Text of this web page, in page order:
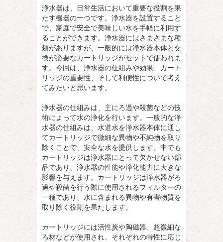
浄水器は、日常生活において重要な役割を果
たす機器の一つです。 浄水器を設置すること
で、家庭で安全で美味しい水を手軽に利用す
ることができます。浄水器にはさまざまな種
類がありますが、一般的には浄水器本体と交
換が必要なカートリッジがセットで使われま
す。今回は、浄水器の仕組みや効果、カート
リッジの重要性、そして利便性について考え
てみたいと思います。
浄水器の仕組みは、主にろ過や殺菌などの技
術によって水の浄化を行います。一般的な浄
水器の仕組みは、水道水を浄水器本体に通し
てカートリッジで微細な異物や不純物を取り
除くことで、安全な水を提供します。中でも
カートリッジは浄水器にとって欠かせない部
品であり、浄水器の性能や浄化能力に大きな
影響を与えます。カートリッジは浄水器がろ
過や殺菌を行う際に使用されるフィルターの
一種であり、水に含まれる異物や有害物質を
取り除く役割を果たします。
カートリッジには活性炭や陶磁器、超微細な
ろ材などが使用され、それぞれの特性に応じ